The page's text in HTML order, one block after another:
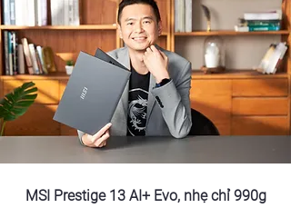
MSI Prestige 13 AI+ Evo, nhẹ chỉ 990g